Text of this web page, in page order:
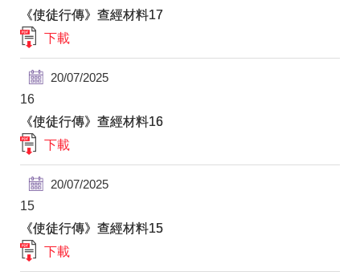
《使徒行傳》查經材料17
下載
20/07/2025
16
《使徒行傳》查經材料16
下載
20/07/2025
15
《使徒行傳》查經材料15
下載